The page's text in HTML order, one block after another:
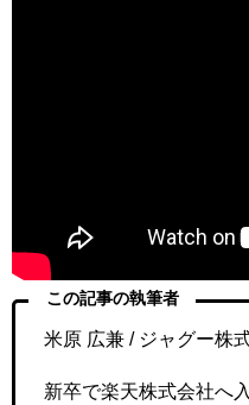
この記事の執筆者
米原 広兼 / ジャグー株
新卒で楽天株式会社へ